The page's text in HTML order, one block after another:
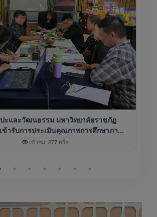
ะและวัฒนธรรม มหาวิทยาลัยราชภัฏ
ข้ารับการประเมินคุณภาพการศึกษาภา...
เข้าชม: 277 ครั้ง